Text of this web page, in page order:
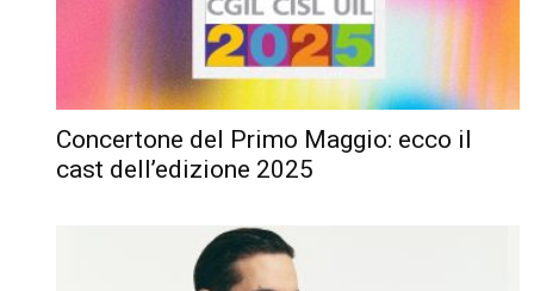
Concertone del Primo Maggio: ecco il
cast dell’edizione 2025